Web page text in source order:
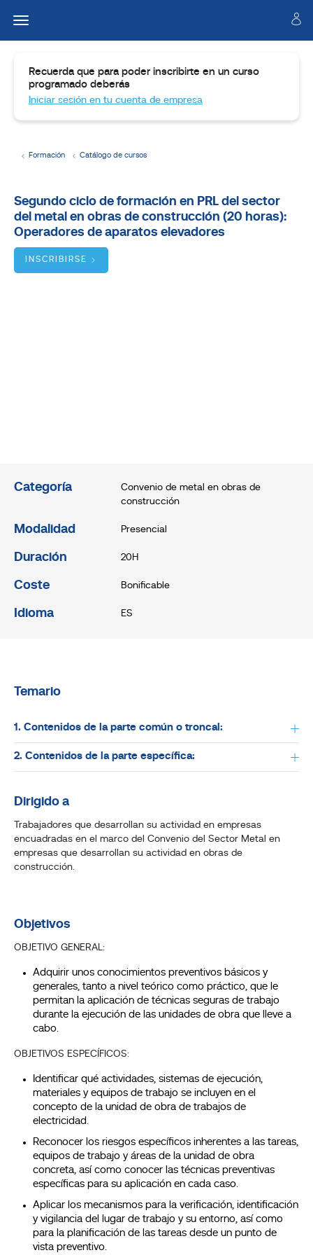
Formación Catálogo de cursos
Dirigido
a
Objetivos
Recuerda que para poder inscribirte en un curso
programado deberás
Iniciar sesión en tu cuenta de empresa
Segundo ciclo de formación en PRL del sector
del metal en obras de construcción (20 horas):
Operadores de aparatos elevadores
INSCRIBIRSE
Categoría
Convenio de metal en obras de
construcción
Modalidad Presencial
Duración 20H
Coste Bonificable
Idioma ES
Temario
1. Contenidos de la parte común o troncal:
2. Contenidos de la parte específica:
Dirigido a
Trabajadores que desarrollan su actividad en empresas
encuadradas en el marco del Convenio del Sector Metal en
empresas que desarrollan su actividad en obras de
construcción.
Objetivos
OBJETIVO GENERAL:
Adquirir unos conocimientos preventivos básicos y
generales, tanto a nivel teórico como práctico, que le
permitan la aplicación de técnicas seguras de trabajo
durante la ejecución de las unidades de obra que lleve a
cabo.
OBJETIVOS ESPECÍFICOS:
Identificar qué actividades, sistemas de ejecución,
materiales y equipos de trabajo se incluyen en el
concepto de la unidad de obra de trabajos de
electricidad.
Reconocer los riesgos específicos inherentes a las tareas,
equipos de trabajo y áreas de la unidad de obra
concreta, así como conocer las técnicas preventivas
específicas para su aplicación en cada caso.
Aplicar los mecanismos para la verificación, identificación
y vigilancia del lugar de trabajo y su entorno, así como
para la planificación de las tareas desde un punto de
vista preventivo.